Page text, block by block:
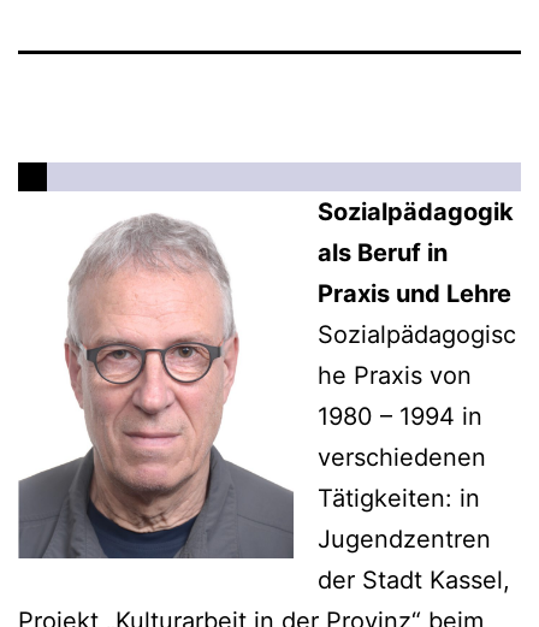
Sozialpädagogik
als Beruf in
Praxis und Lehre
Sozialpädagogisc
he Praxis von
1980 – 1994 in
verschiedenen
Tätigkeiten: in
Jugendzentren
der Stadt Kassel,
Projekt „Kulturarbeit in der Provinz“ beim